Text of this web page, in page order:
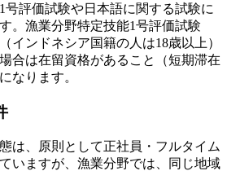
号評価試験や日本語に関する試験に
。漁業分野特定技能1号評価試験
インドネシア国籍の人は18歳以上）
合は在留資格があること（短期滞在
なります。
は、原則として正社員・フルタイム
いますが、漁業分野では、同じ地域